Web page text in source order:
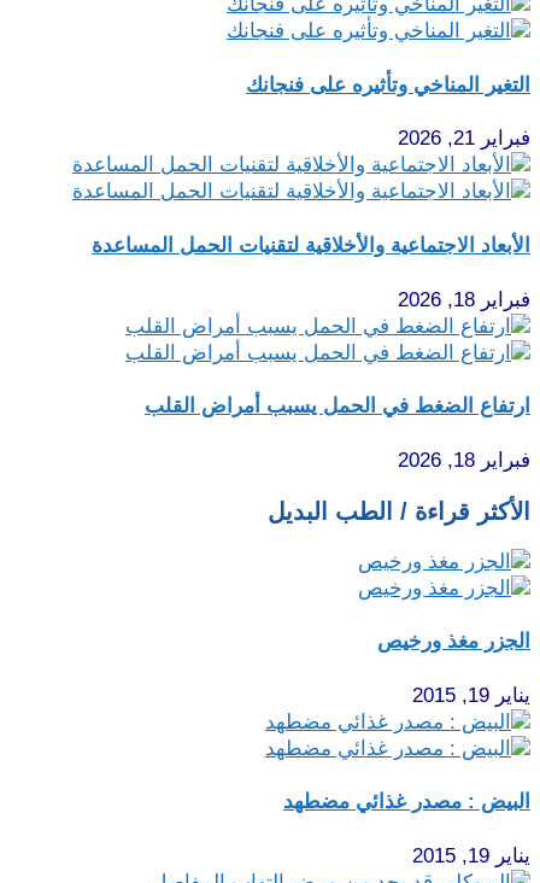
التغير المناخي وتأثيره على فنجانك
فبراير 21, 2026
الأبعاد الاجتماعية والأخلاقية لتقنيات الحمل المساعدة
فبراير 18, 2026
ارتفاع الضغط في الحمل يسبب أمراض القلب
فبراير 18, 2026
الأكثر قراءة / الطب البديل
الجزر مغذ ورخيص
يناير 19, 2015
البيض : مصدر غذائي مضطهد
يناير 19, 2015